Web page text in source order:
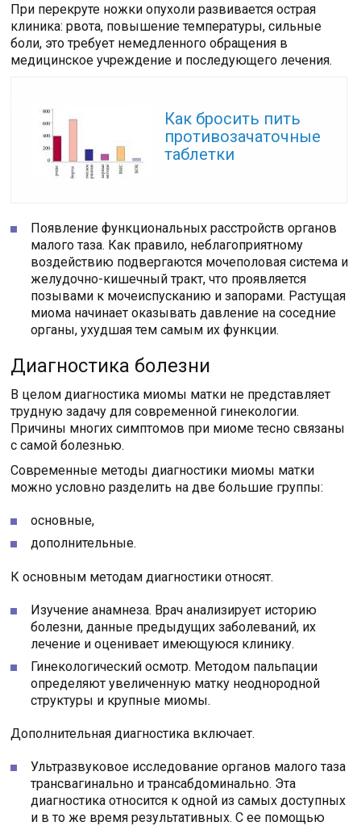
При перекруте ножки опухоли развивается острая
клиника: рвота, повышение температуры, сильные
боли, это требует немедленного обращения в
медицинское учреждение и последующего лечения.
Как бросить пить
противозачаточные
таблетки
Появление функциональных расстройств органов
малого таза. Как правило, неблагоприятному
воздействию подвергаются мочеполовая система и
желудочно-кишечный тракт, что проявляется
позывами к мочеиспусканию и запорами. Растущая
миома начинает оказывать давление на соседние
органы, ухудшая тем самым их функции.
Диагностика болезни
В целом диагностика миомы матки не представляет
трудную задачу для современной гинекологии.
Причины многих симптомов при миоме тесно связаны
с самой болезнью.
Современные методы диагностики миомы матки
можно условно разделить на две большие группы:
основные,
дополнительные.
К основным методам диагностики относят.
Изучение анамнеза. Врач анализирует историю
болезни, данные предыдущих заболеваний, их
лечение и оценивает имеющуюся клинику.
Гинекологический осмотр. Методом пальпации
определяют увеличенную матку неоднородной
структуры и крупные миомы.
Дополнительная диагностика включает.
Ультразвуковое исследование органов малого таза
трансвагинально и трансабдоминально. Эта
диагностика относится к одной из самых доступных
и в то же время результативных. С ее помощью